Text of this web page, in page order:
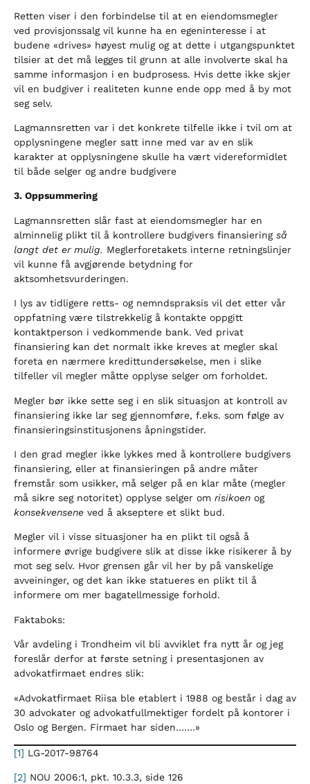
Retten viser i den forbindelse til at en eiendomsmegler
ved provisjonssalg vil kunne ha en egeninteresse i at
budene «drives» høyest mulig og at dette i utgangspunktet
tilsier at det må legges til grunn at alle involverte skal ha
samme informasjon i en budprosess. Hvis dette ikke skjer
vil en budgiver i realiteten kunne ende opp med å by mot
seg selv.
Lagmannsretten var i det konkrete tilfelle ikke i tvil om at
opplysningene megler satt inne med var av en slik
karakter at opplysningene skulle ha vært videreformidlet
til både selger og andre budgivere
3. Oppsummering
Lagmannsretten slår fast at eiendomsmegler har en
alminnelig plikt til å kontrollere budgivers finansiering så
langt det er mulig. Meglerforetakets interne retningslinjer
vil kunne få avgjørende betydning for
aktsomhetsvurderingen.
I lys av tidligere retts- og nemndspraksis vil det etter vår
oppfatning være tilstrekkelig å kontakte oppgitt
kontaktperson i vedkommende bank. Ved privat
finansiering kan det normalt ikke kreves at megler skal
foreta en nærmere kredittundersøkelse, men i slike
tilfeller vil megler måtte opplyse selger om forholdet.
Megler bør ikke sette seg i en slik situasjon at kontroll av
finansiering ikke lar seg gjennomføre, f.eks. som følge av
finansieringsinstitusjonens åpningstider.
I den grad megler ikke lykkes med å kontrollere budgivers
finansiering, eller at finansieringen på andre måter
fremstår som usikker, må selger på en klar måte (megler
må sikre seg notoritet) opplyse selger om risikoen og
konsekvensene ved å akseptere et slikt bud.
Megler vil i visse situasjoner ha en plikt til også å
informere øvrige budgivere slik at disse ikke risikerer å by
mot seg selv. Hvor grensen går vil her by på vanskelige
avveininger, og det kan ikke statueres en plikt til å
informere om mer bagatellmessige forhold.
Faktaboks:
Vår avdeling i Trondheim vil bli avviklet fra nytt år og jeg
foreslår derfor at første setning i presentasjonen av
advokatfirmaet endres slik:
«Advokatfirmaet Riisa ble etablert i 1988 og består i dag av
30 advokater og advokatfullmektiger fordelt på kontorer i
Oslo og Bergen. Firmaet har siden…….»
[1] LG-2017-98764
[2] NOU 2006:1, pkt. 10.3.3, side 126